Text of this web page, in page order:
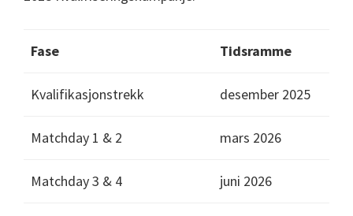
Fase Tidsramme
Kvalifikasjonstrekk desember 2025
Matchday 1 & 2 mars 2026
Matchday 3 & 4 juni 2026